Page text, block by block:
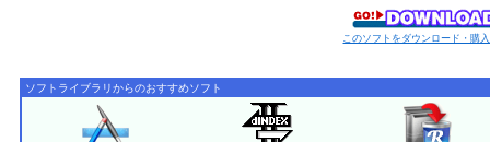
このソフトをダウンロード・購
ソフトライブラリからのおすすめソフト